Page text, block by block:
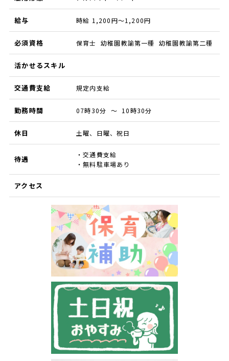
給与 時給 1,200円～1,200円
必須資格 保育士 幼稚園教諭第一種 幼稚園教諭第二種
活かせるスキル
交通費支給 規定内支給
勤務時間 07時30分 ～ 10時30分
休日 土曜、日曜、祝日
待遇
・交通費支給
・無料駐車場あり
アクセス